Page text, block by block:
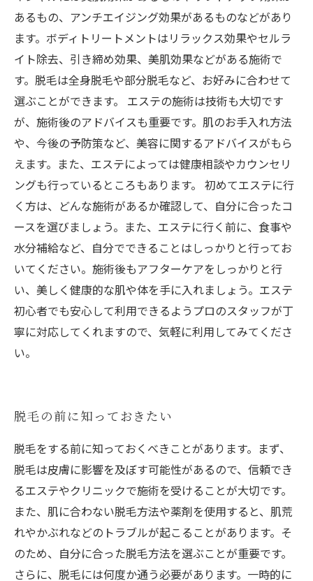
あるもの、アンチエイジング効果があるものなどがあり
ます。ボディトリートメントはリラックス効果やセルラ
イト除去、引き締め効果、美肌効果などがある施術で
す。脱毛は全身脱毛や部分脱毛など、お好みに合わせて
選ぶことができます。 エステの施術は技術も大切です
が、施術後のアドバイスも重要です。肌のお手入れ方法
や、今後の予防策など、美容に関するアドバイスがもら
えます。また、エステによっては健康相談やカウンセリ
ングも行っているところもあります。 初めてエステに行
く方は、どんな施術があるか確認して、自分に合ったコ
ースを選びましょう。また、エステに行く前に、食事や
水分補給など、自分でできることはしっかりと行ってお
いてください。施術後もアフターケアをしっかりと行
い、美しく健康的な肌や体を手に入れましょう。エステ
初心者でも安心して利用できるようプロのスタッフが丁
寧に対応してくれますので、気軽に利用してみてくださ
い。
脱毛の前に知っておきたい
脱毛をする前に知っておくべきことがあります。まず、
脱毛は皮膚に影響を及ぼす可能性があるので、信頼でき
るエステやクリニックで施術を受けることが大切です。
また、肌に合わない脱毛方法や薬剤を使用すると、肌荒
れやかぶれなどのトラブルが起こることがあります。そ
のため、自分に合った脱毛方法を選ぶことが重要です。
さらに、脱毛には何度か通う必要があります。一時的に